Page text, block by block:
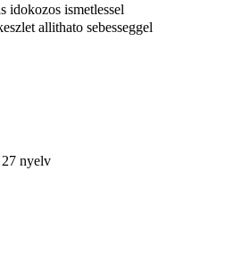
idokozos ismetlessel
allithato sebesseggel
27 nyelv